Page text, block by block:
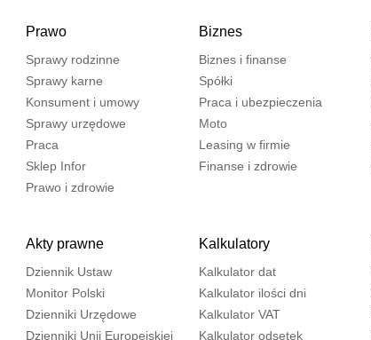
Prawo
Sprawy rodzinne
Sprawy karne
Konsument i umowy
Sprawy urzędowe
Praca
Sklep Infor
Prawo i zdrowie
Biznes
Biznes i finanse
Spółki
Praca i ubezpieczenia
Moto
Leasing w firmie
Finanse i zdrowie
Akty prawne
Dziennik Ustaw
Monitor Polski
Dzienniki Urzędowe
Dzienniki Unii Europejskiej
Kalkulatory
Kalkulator dat
Kalkulator ilości dni
Kalkulator VAT
Kalkulator odsetek